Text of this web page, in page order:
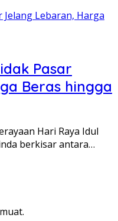
Pasar
Beras hingga
Hari Raya Idul
berkisar antara…